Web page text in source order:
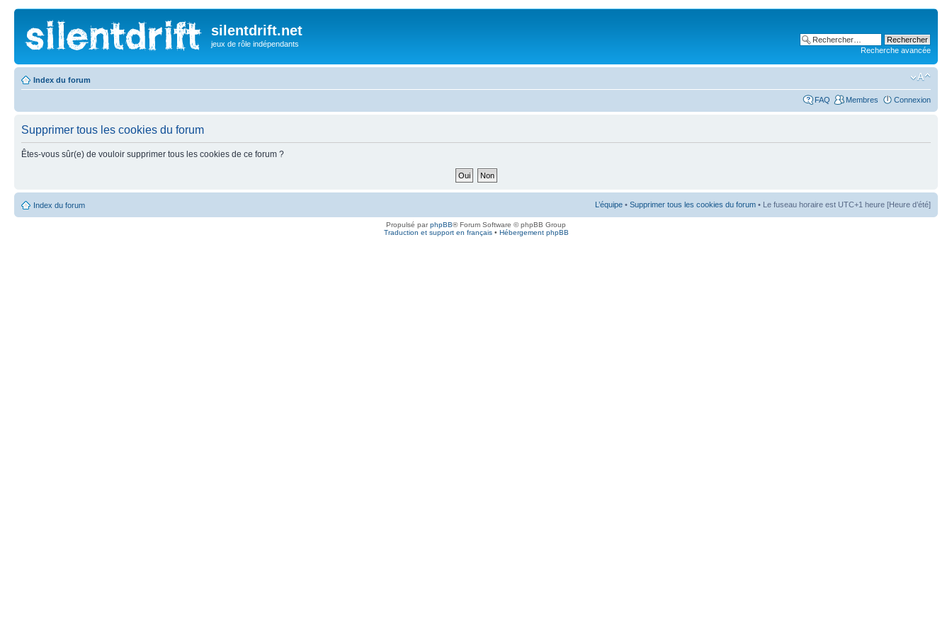
silentdrift.net
jeux de rôle indépendants
Recherche avancée
Index du forum
FAQ Membres Connexion
Supprimer tous les cookies du forum
Êtes-vous sûr(e) de vouloir supprimer tous les cookies de ce forum ?
Index du forum L’équipe • Supprimer tous les cookies du forum • Le fuseau horaire est UTC+1 heure [Heure d’été]
Propulsé parphpBB® Forum Software © phpBB Group
Traduction et support en français• Hébergement phpBB